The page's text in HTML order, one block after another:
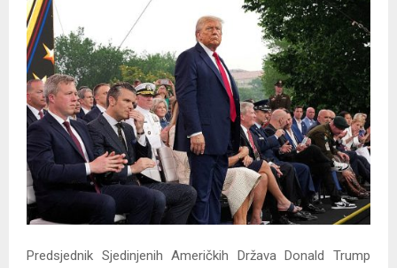
Y
M
E
N
U
Predsjednik Sjedinjenih Američkih Država Donald Trump